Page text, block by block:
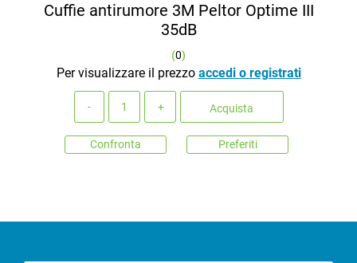
Cuffie antirumore 3M Peltor Optime III
35dB
(0)
Per visualizzare il prezzo accedi o registrati
Acquista
Confronta Preferiti